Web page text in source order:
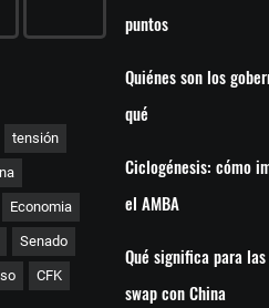
tensión
Economia
Senado
CFK
puntos
Quiénes son los
qué
Ciclogénesis: cómo
el AMBA
Qué significa para
swap con China